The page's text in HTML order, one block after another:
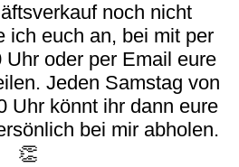
noch nicht
ich euch an, bei mit per
Uhr oder per Email eure
Jeden Samstag von
Uhr könnt ihr dann eure
bei mir abholen.
👏